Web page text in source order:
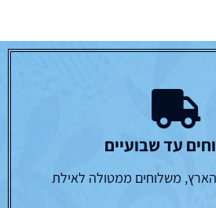
עד שבועיים
הארץ, משלוחים ממטולה לאילת